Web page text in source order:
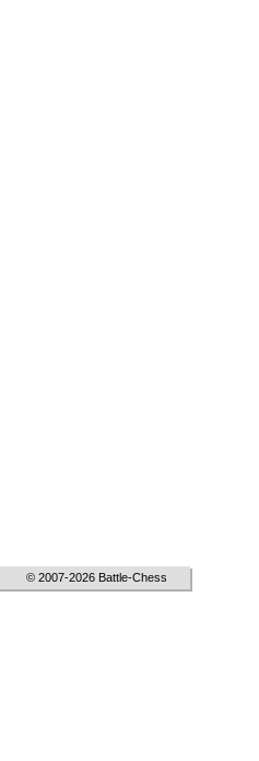
© 2007-2026 Battle-Chess